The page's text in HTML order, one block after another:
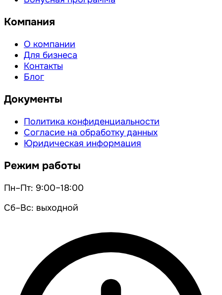
Компания
О компании
Для бизнеса
Контакты
Блог
Документы
Политика конфиденциальности
Согласие на обработку данных
Юридическая информация
Режим работы
Пн–Пт: 9:00–18:00
Сб–Вс: выходной